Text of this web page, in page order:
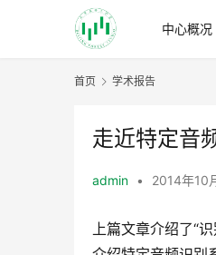
中心概况
首页 学术报告
走近特定音
admin • 2014年10
上篇文章介绍了“